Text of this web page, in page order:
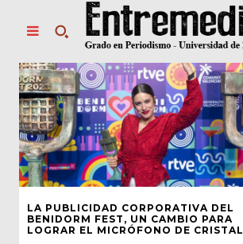
LA PUBLICIDAD CORPORATIVA DEL
BENIDORM FEST, UN CAMBIO PARA
LOGRAR EL MICRÓFONO DE CRISTAL